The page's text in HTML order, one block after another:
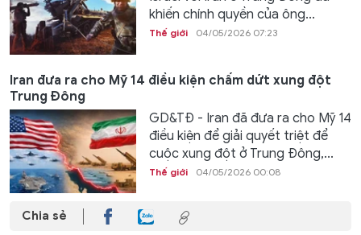
khiến chính quyền của ông...
Thế giới 04/05/2026 07:23
Iran đưa ra cho Mỹ 14 điều kiện chấm dứt xung đột
Trung Đông
GD&TĐ - Iran đã đưa ra cho Mỹ 14
điều kiện để giải quyết triệt để
cuộc xung đột ở Trung Đông,...
Thế giới 04/05/2026 00:08
Chia sẻ